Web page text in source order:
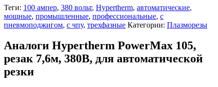
Теги: 100 ампер, 380 вольт, Hypertherm, автоматические,
мощные, промышленные, профессиональные, с
пневмоподжигом, с чпу, трехфазные Категории: Плазморезы
Аналоги Hypertherm PowerMax 105,
резак 7,6м, 380В, для автоматической
резки